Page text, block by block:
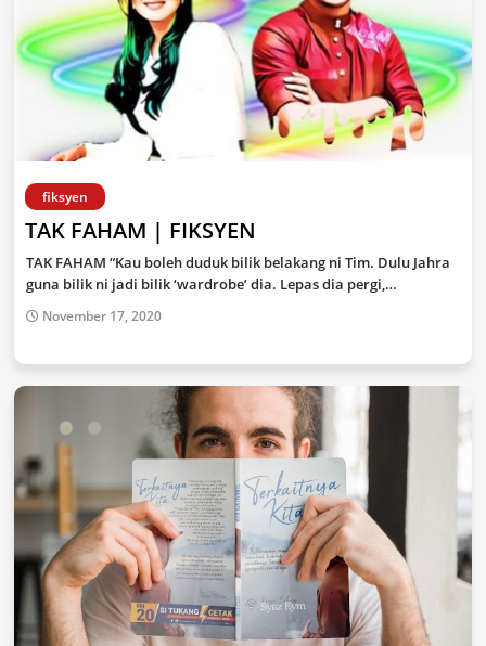
fiksyen
TAK FAHAM | FIKSYEN
TAK FAHAM “Kau boleh duduk bilik belakang ni Tim. Dulu Jahra
guna bilik ni jadi bilik ‘wardrobe’ dia. Lepas dia pergi,…
November 17, 2020